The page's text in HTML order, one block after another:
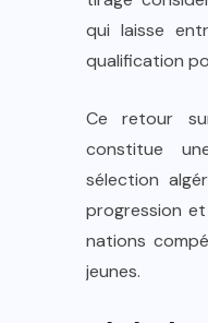
qui laisse
qualification
Ce retour
constitue
sélection
progression et
nations
jeunes.